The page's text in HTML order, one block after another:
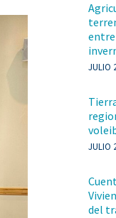
entre
JULIO
JULIO
del